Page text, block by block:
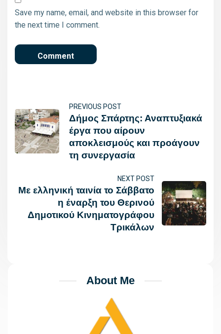
Save my name, email, and website in this browser for
the next time I comment.
PREVIOUS POST
Δήμος Σπάρτης: Αναπτυξιακά
έργα που αίρουν
αποκλεισμούς και προάγουν
τη συνεργασία
NEXT POST
Με ελληνική ταινία το Σάββατο
η έναρξη του Θερινού
Δημοτικού Κινηματογράφου
Τρικάλων
About Me